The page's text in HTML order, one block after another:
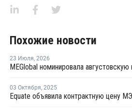
Похожие новости
23 Июля, 2026
03 Октября, 2025